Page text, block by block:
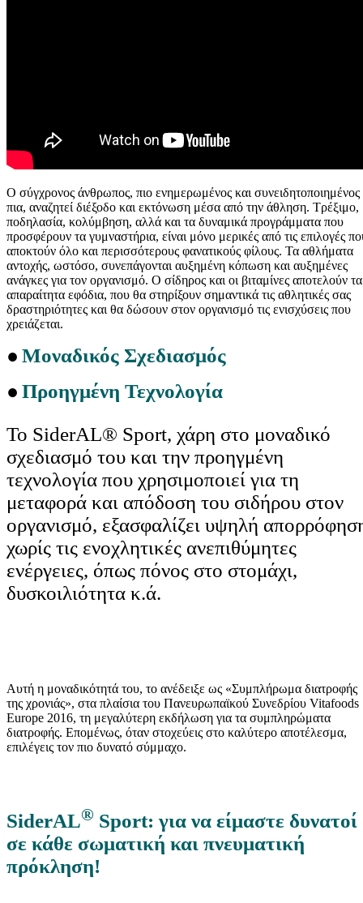
Ο σύγχρονος άνθρωπος, πιο ενημερωμένος και συνειδητοποιημένος
πια, αναζητεί διέξοδο και εκτόνωση μέσα από την άθληση. Tρέξιμο,
ποδηλασία, κολύμβηση, αλλά και τα δυναμικά προγράμματα που
προσφέρουν τα γυμναστήρια, είναι μόνο μερικές από τις επιλογές
αποκτούν όλο και περισσότερους φανατικούς φίλους. Τα αθλήματα
αντοχής, ωστόσο, συνεπάγονται αυξημένη κόπωση και αυξημένες
ανάγκες για τον οργανισμό. Ο σίδηρος και οι βιταμίνες αποτελούν τα
απαραίτητα εφόδια, που θα στηρίξουν σημαντικά τις αθλητικές σας
δραστηριότητες και θα δώσουν στον οργανισμό τις ενισχύσεις που
χρειάζεται.
● Moναδικός Σχεδιασμός
● Προηγμένη Τεχνολογία
Το SiderAL® Sport, χάρη στο μοναδικό
σχεδιασμό του και την προηγμένη
τεχνολογία που χρησιμοποιεί για τη
μεταφορά και απόδοση του σιδήρου στον
οργανισμό, εξασφαλίζει υψηλή
χωρίς τις ενοχλητικές ανεπιθύμητες
ενέργειες, όπως πόνος στο στομάχι,
δυσκοιλιότητα κ.ά.
Αυτή η μοναδικότητά του, το ανέδειξε ως «Συμπλήρωμα διατροφής
της χρονιάς», στα πλαίσια του Πανευρωπαϊκού Συνεδρίου Vitafoods
Europe 2016, τη μεγαλύτερη εκδήλωση για τα συμπληρώματα
διατροφής. Επομένως, όταν στοχεύεις στο καλύτερο αποτέλεσμα,
επιλέγεις τον πιο δυνατό σύμμαχο.
SiderAL® Sport: για να είμαστε δυνατοί
σε κάθε σωματική και πνευματική
πρόκληση!